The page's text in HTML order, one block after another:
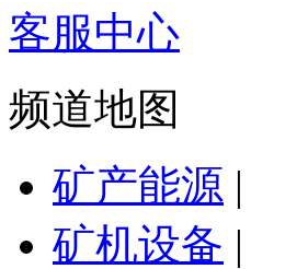
客服中心
频道地图
矿产能源 |
矿机设备 |